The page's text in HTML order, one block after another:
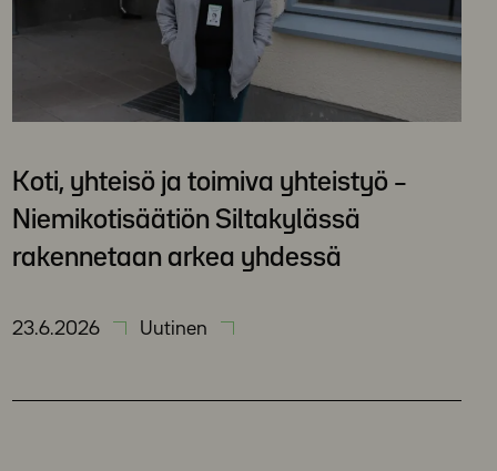
Koti, yhteisö ja toimiva yhteistyö –
Niemikotisäätiön Siltakylässä
rakennetaan arkea yhdessä
23.6.2026 Uutinen